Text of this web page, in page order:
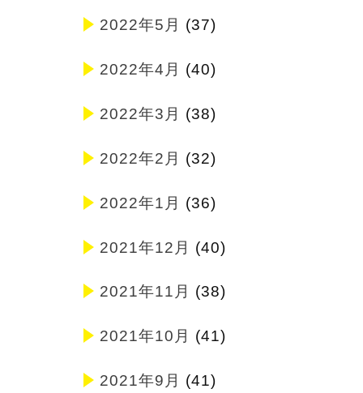
2022年5月 (37)
2022年4月 (40)
2022年3月 (38)
2022年2月 (32)
2022年1月 (36)
2021年12月 (40)
2021年11月 (38)
2021年10月 (41)
2021年9月 (41)